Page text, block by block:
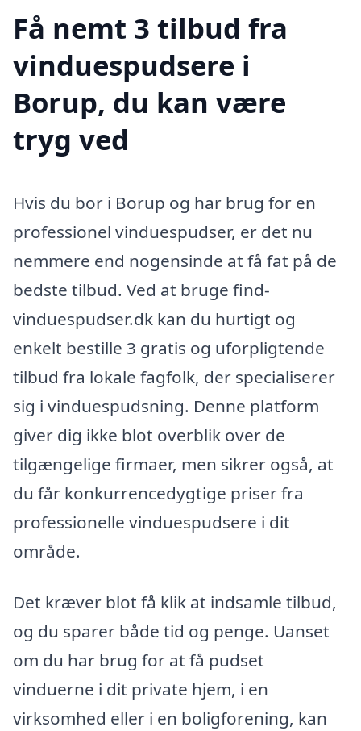
Få nemt 3 tilbud fra
vinduespudsere i
Borup, du kan være
tryg ved
Hvis du bor i Borup og har brug for en
professionel vinduespudser, er det nu
nemmere end nogensinde at få fat på de
bedste tilbud. Ved at bruge find-
vinduespudser.dk kan du hurtigt og
enkelt bestille 3 gratis og uforpligtende
tilbud fra lokale fagfolk, der specialiserer
sig i vinduespudsning. Denne platform
giver dig ikke blot overblik over de
tilgængelige firmaer, men sikrer også, at
du får konkurrencedygtige priser fra
professionelle vinduespudsere i dit
område.
Det kræver blot få klik at indsamle tilbud,
og du sparer både tid og penge. Uanset
om du har brug for at få pudset
vinduerne i dit private hjem, i en
virksomhed eller i en boligforening, kan